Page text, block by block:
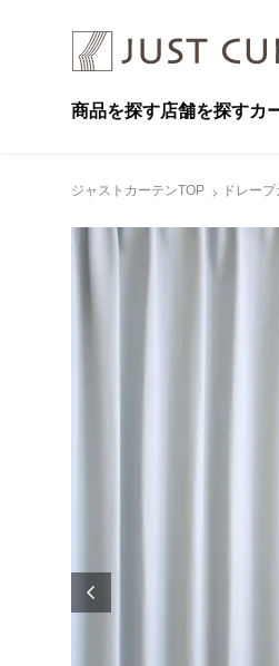
商品を探す店舗を探すカ
ジャストカーテンTOP ドレー